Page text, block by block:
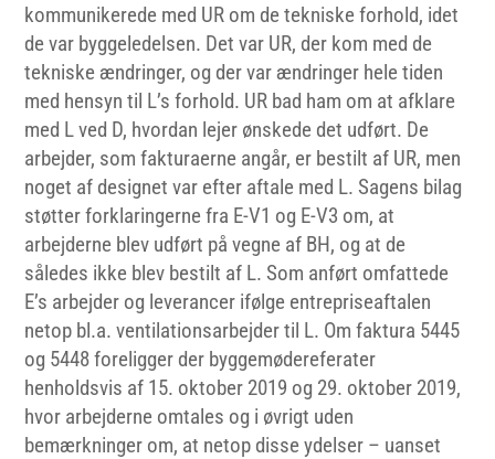
kommunikerede med UR om de tekniske forhold, idet
de var byggeledelsen. Det var UR, der kom med de
tekniske ændringer, og der var ændringer hele tiden
med hensyn til L’s forhold. UR bad ham om at afklare
med L ved D, hvordan lejer ønskede det udført. De
arbejder, som fakturaerne angår, er bestilt af UR, men
noget af designet var efter aftale med L. Sagens bilag
støtter forklaringerne fra E-V1 og E-V3 om, at
arbejderne blev udført på vegne af BH, og at de
således ikke blev bestilt af L. Som anført omfattede
E’s arbejder og leverancer ifølge entrepriseaftalen
netop bl.a. ventilationsarbejder til L. Om faktura 5445
og 5448 foreligger der byggemødereferater
henholdsvis af 15. oktober 2019 og 29. oktober 2019,
hvor arbejderne omtales og i øvrigt uden
bemærkninger om, at netop disse ydelser – uanset